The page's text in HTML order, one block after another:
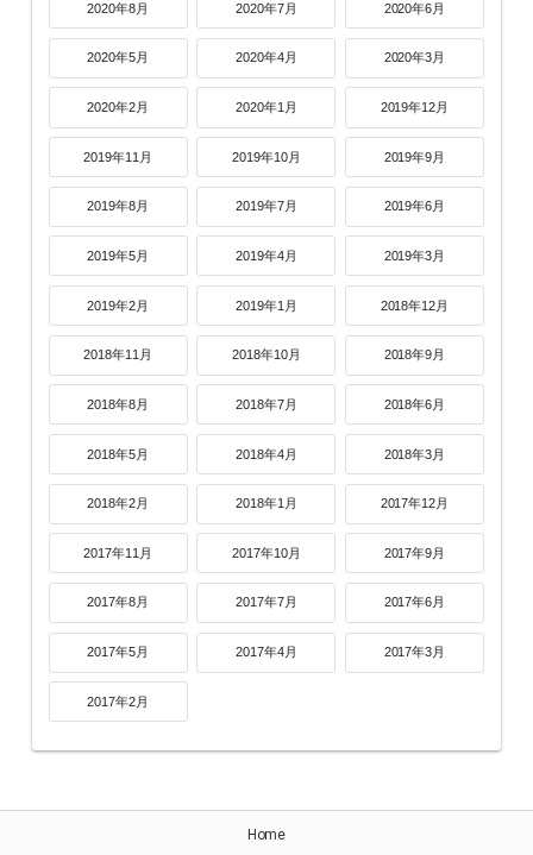
2020年8月 2020年7月 2020年6月
2020年5月 2020年4月 2020年3月
2020年2月 2020年1月 2019年12月
2019年11月 2019年10月 2019年9月
2019年8月 2019年7月 2019年6月
2019年5月 2019年4月 2019年3月
2019年2月 2019年1月 2018年12月
2018年11月 2018年10月 2018年9月
2018年8月 2018年7月 2018年6月
2018年5月 2018年4月 2018年3月
2018年2月 2018年1月 2017年12月
2017年11月 2017年10月 2017年9月
2017年8月 2017年7月 2017年6月
2017年5月 2017年4月 2017年3月
2017年2月
Home